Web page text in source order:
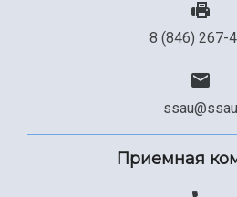
8 (846) 267-
Приемная